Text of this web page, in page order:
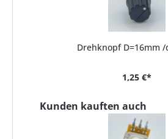
Drehknopf D=16mm /
1,25 €*
Kunden kauften auch